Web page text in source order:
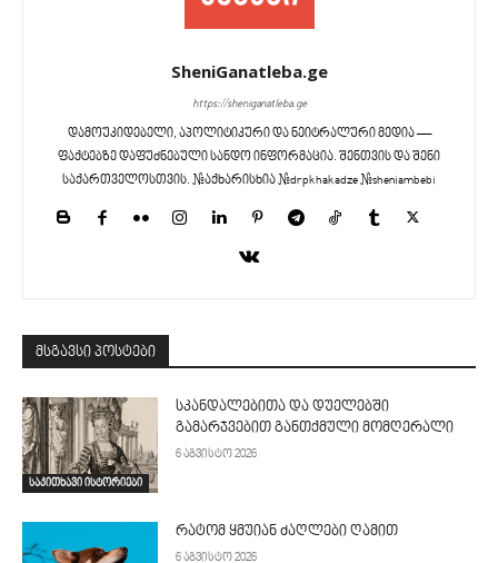
SheniGanatleba.ge
https://sheniganatleba.ge
დამოუკიდებელი, აპოლიტიკური და ნეიტრალური მედია —
ფაქტებზე დაფუძნებული სანდო ინფორმაცია. შენთვის და შენი
საქართველოსთვის. #აქხარისხია #drpkhakadze #sheniambebi
მსგავსი პოსტები
საკითხავი ისტორიები
სკანდალებითა და დუელებში
გამარჯვებით განთქმული მომღერალი
6 აგვისტო 2026
რატომ ყმუიან ძაღლები ღამით
6 აგვისტო 2026